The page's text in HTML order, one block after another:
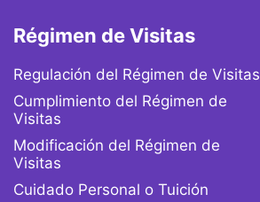
Régimen de Visitas
Regulación del Régimen de Visitas
Cumplimiento del Régimen de
Visitas
Modificación del Régimen de
Visitas
Cuidado Personal o Tuición